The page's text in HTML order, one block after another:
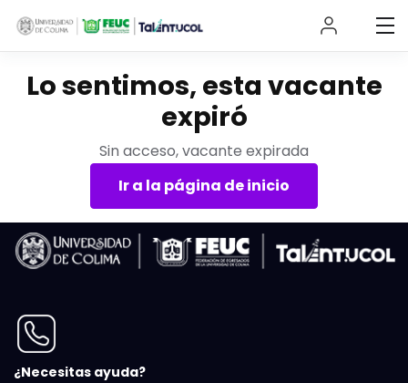
Lo sentimos, esta vacante
expiró
Sin acceso, vacante expirada
Ir a la página de inicio
¿Necesitas ayuda?